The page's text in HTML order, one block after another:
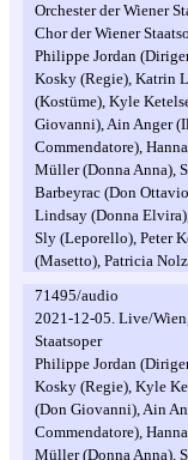
Orchester der Wiener
Chor der Wiener
Philippe Jordan
Kosky (Regie), Katrin
(Kostüme), Kyle
Giovanni), Ain Anger
Commendatore),
Müller (Donna Anna),
Barbeyrac (Don
Lindsay (Donna
Sly (Leporello), Peter
(Masetto), Patricia
71495/audio
2021-12-05. Live/
Staatsoper
Philippe Jordan
Kosky (Regie), Kyle
(Don Giovanni), Ain
Commendatore),
Müller (Donna Anna),